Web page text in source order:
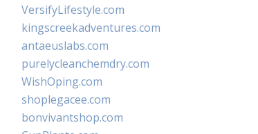
VersifyLifestyle.com
kingscreekadventures.com
antaeuslabs.com
purelycleanchemdry.com
WishOping.com
shoplegacee.com
bonvivantshop.com